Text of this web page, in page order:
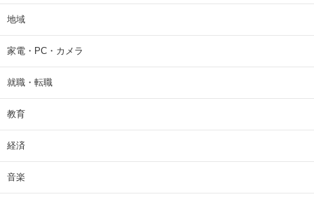
地域
家電・PC・カメラ
就職・転職
教育
経済
音楽